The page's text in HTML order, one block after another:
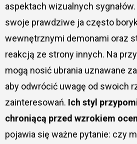
aspektach wizualnych
swoje prawdziwe ja często
wewnętrznymi demonami oraz
reakcją ze strony innych. Na
mogą nosić ubrania uznawane
aby odwrócić uwagę od swoich
zainteresowań. Ich styl
chroniącą przed wzrokiem
pojawia się ważne pytanie: czy